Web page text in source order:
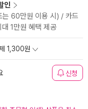
인
는 60만원 이용 시) / 카드
1만원 혜택 제공
1,300원
신청